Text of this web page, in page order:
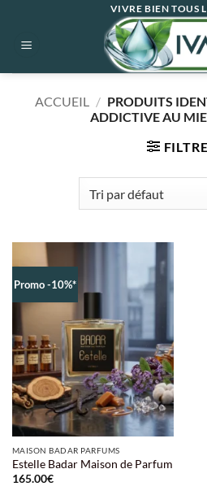
contenu
VIVRE BIEN TOUS
ACCUEIL / PRODUITS
ADDICTIVE AU
Promo -10%*
MAISON BADAR PARFUMS
Estelle Badar Maison de Parfum
165.00€